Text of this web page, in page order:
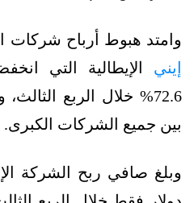
وامتد هبوط أرباح شركات
إيني الإيطالية التي
72.6% خلال الربع
بين جميع الشركات الكبرى.